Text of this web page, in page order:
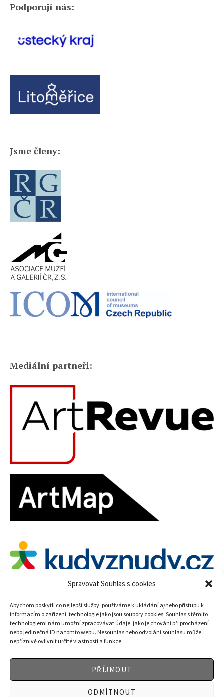
Spravovat Souhlas s cookies
Abychom poskytli co nejlepší služby, používáme k ukládání a/nebo přístupu k
informacím o zařízení, technologie jako jsou soubory cookies. Souhlas s těmito
technologiemi nám umožní zpracovávat údaje, jako je chování při procházení
nebo jedinečná ID na tomto webu. Nesouhlas nebo odvolání souhlasu může
nepříznivě ovlivnit určité vlastnosti a funkce.
PŘÍJMOUT
ODMÍTNOUT
Podporují nás:
Jsme členy:
Mediální partneři: